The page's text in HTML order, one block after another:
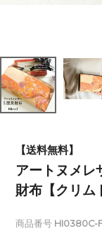
【送料無料】
アートヌメレ
財布【クリム
商品番号 HI0380C-